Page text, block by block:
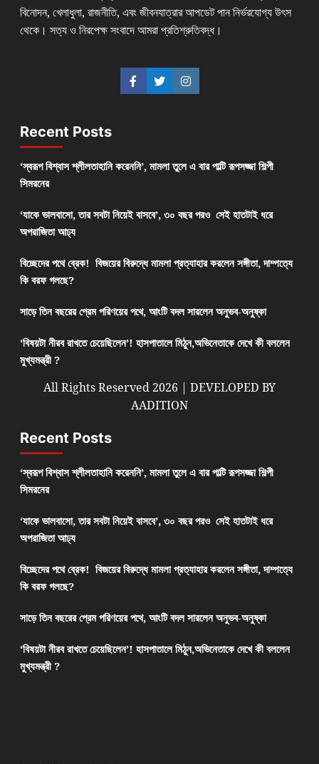
বিনোদন, খেলাধুলা, রাজনীতি, এবং জীবনযাত্রার আপডেট পান নির্ভরযোগ্য উৎস
থেকে। সত্য ও নিরপেক্ষ সংবাদে আমরা প্রতিশ্রুতিবদ্ধ।
Recent Posts
‘স্বরূপ বিশ্বাস শ্লীলতাহানি করেননি’, মামলা তুলে এ বার পাল্টি রূপসজ্জা শিল্পী
সিমরনের
‘যাকে ভালবাসো, তার সবটা নিয়েই বাসবে’, ৩০ বছর পরও সেই হাতটাই ধরে
অপরাজিতা আঢ্য
বিচ্ছেদের পথে ব্রেক! বিজয়ের বিরুদ্ধে মামলা প্রত্যাহার করলেন সঙ্গীতা, দাম্পত্যে
কি বরফ গলছে?
সাড়ে তিন বছরের প্রেম পরিণয়ের পথে, আংটি বদল সারলেন অনুভব-অনুষ্কা
‘বিষয়টা নীরব রাখতে চেয়েছিলেন’! হাসপাতালে মিঠুন,অভিনেতাকে দেখে কী বললেন
মুখ্যমন্ত্রী ?
All Rights Reserved 2026 | DEVELOPED BY
AADITION
Recent Posts
‘স্বরূপ বিশ্বাস শ্লীলতাহানি করেননি’, মামলা তুলে এ বার পাল্টি রূপসজ্জা শিল্পী
সিমরনের
‘যাকে ভালবাসো, তার সবটা নিয়েই বাসবে’, ৩০ বছর পরও সেই হাতটাই ধরে
অপরাজিতা আঢ্য
বিচ্ছেদের পথে ব্রেক! বিজয়ের বিরুদ্ধে মামলা প্রত্যাহার করলেন সঙ্গীতা, দাম্পত্যে
কি বরফ গলছে?
সাড়ে তিন বছরের প্রেম পরিণয়ের পথে, আংটি বদল সারলেন অনুভব-অনুষ্কা
‘বিষয়টা নীরব রাখতে চেয়েছিলেন’! হাসপাতালে মিঠুন,অভিনেতাকে দেখে কী বললেন
মুখ্যমন্ত্রী ?